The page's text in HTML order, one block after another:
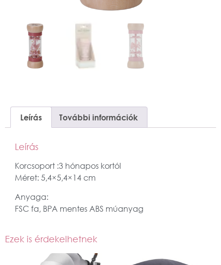
Leírás További információk
Leírás
Korcsoport :3 hónapos kortól
Méret: 5,4×5,4×14 cm
Anyaga:
FSC fa, BPA mentes ABS múanyag
Ezek is érdekelhetnek